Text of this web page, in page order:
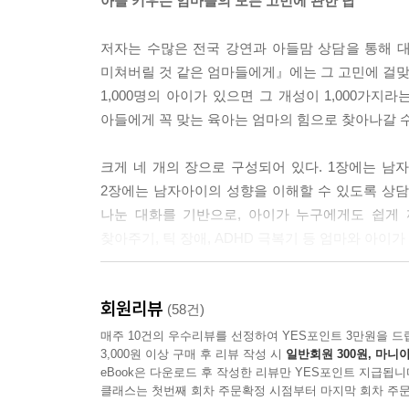
만약 자동차에 관심이 많은 아들이라면 그 무엇
--- 본문 중에서
저자는 수많은 전국 강연과 아들맘 상담을 통해
미쳐버릴 것 같은 엄마들에게』에는 그 고민에 걸
1,000명의 아이가 있으면 그 개성이 1,000가지
아들에게 꼭 맞는 육아는 엄마의 힘으로 찾아나갈
크게 네 개의 장으로 구성되어 있다. 1장에는 남
2장에는 남자아이의 성향을 이해할 수 있도록 상
나눈 대화를 기반으로, 아이가 누구에게도 쉽
방법 등에 대한 저자의 지식과 노하우가 돋보인다
당장의 문제를 해결하는 것에 급급한 아들맘들에
레시피를 엄마 손으로 직접 만들어나갈 수 있게 돕
회원리뷰 (58건)
매주 10건의 우수리뷰를 선정하여 YES포인트 3만원을 드
3,000원 이상 구매 후 리뷰 작성 시 일반회원 300원, 마니
eBook은 다운로드 후 작성한 리뷰만 YES포인트 지급됩니
클래스는 첫번째 회차 주문확정 시점부터 마지막 회차 주